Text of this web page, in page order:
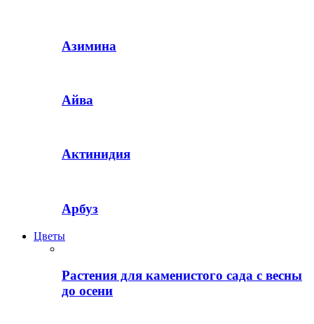
Азимина
Айва
Актинидия
Арбуз
Цветы
Растения для каменистого сада с весны
до осени